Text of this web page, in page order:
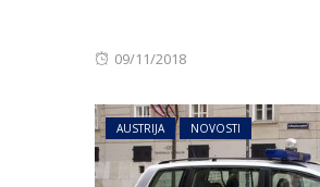
Posted
09/11/2018
AUSTRIJA NOVOSTI